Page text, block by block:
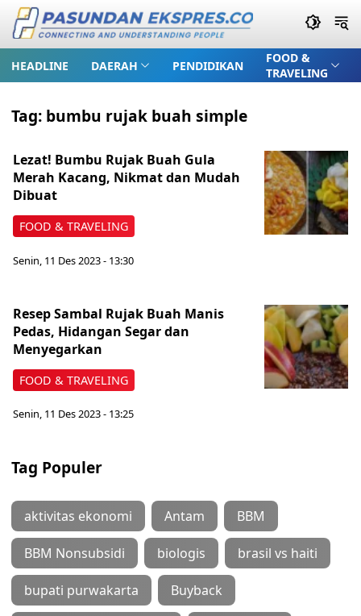
HEADLINE DAERAH PENDIDIKAN
FOOD &
TRAVELING
Tag: bumbu rujak buah simple
FOOD & TRAVELING
Lezat! Bumbu Rujak Buah Gula
Merah Kacang, Nikmat dan Mudah
Dibuat
Senin, 11 Des 2023 - 13:30
FOOD & TRAVELING
Resep Sambal Rujak Buah Manis
Pedas, Hidangan Segar dan
Menyegarkan
Senin, 11 Des 2023 - 13:25
Tag Populer
aktivitas ekonomi Antam BBM
BBM Nonsubsidi biologis brasil vs haiti
bupati purwakarta Buyback